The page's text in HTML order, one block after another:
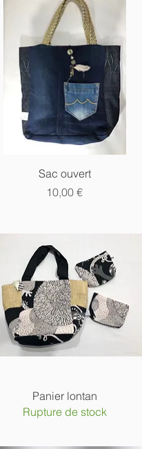
Aperçu rapide
Sac ouvert
Prix
10,00 €
Aperçu rapide
Panier lontan
Rupture de stock